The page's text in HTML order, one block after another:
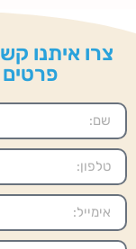
צרו איתנו
פרטים